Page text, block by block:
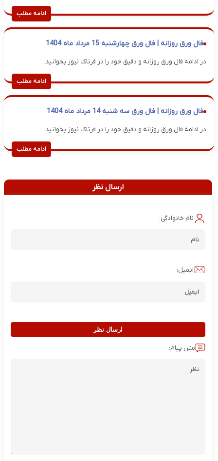
ادامه مطلب
فال ورق روزانه | فال ورق چهارشنبه 15 مرداد ماه 1404
در ادامه فال ورق روزانه و دقیق خود را در فرتاک نیوز بخوانید.
ادامه مطلب
فال ورق روزانه | فال ورق سه شنبه 14 مرداد ماه 1404
در ادامه فال ورق روزانه و دقیق خود را در فرتاک نیوز بخوانید.
ادامه مطلب
ارسال نظر
نام خانوادگی:
ایمیل:
ارسال نظر
متن پیام: